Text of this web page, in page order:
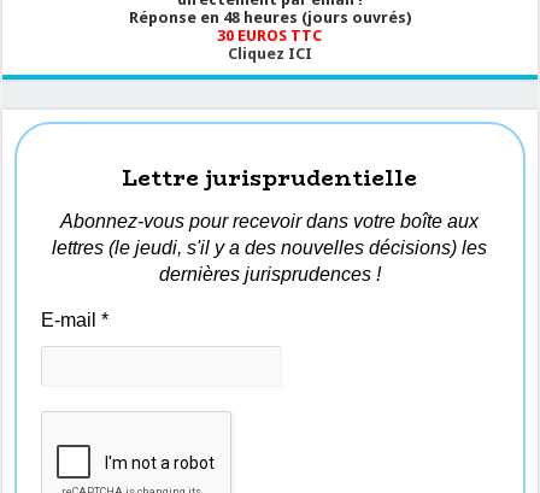
Réponse en 48 heures (jours ouvrés)
30 EUROS TTC
Cliquez ICI
Lettre jurisprudentielle
Abonnez-vous pour recevoir dans votre boîte aux
lettres (le jeudi, s'il y a des nouvelles décisions) les
dernières jurisprudences !
E-mail*